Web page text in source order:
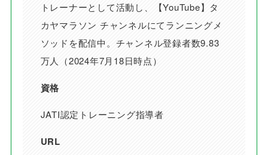
トレーナーとして活動し、【YouTube】タ
カヤマラソン チャンネルにてランニングメ
ソッドを配信中。チャンネル登録者数9.83
万人（2024年7月18日時点）
資格
JATI認定トレーニング指導者
URL